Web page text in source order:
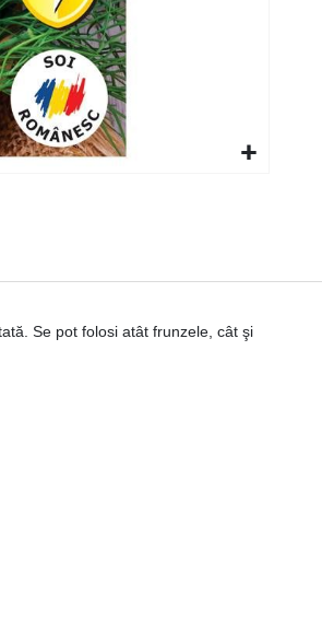
Se pot folosi atât frunzele, cât şi